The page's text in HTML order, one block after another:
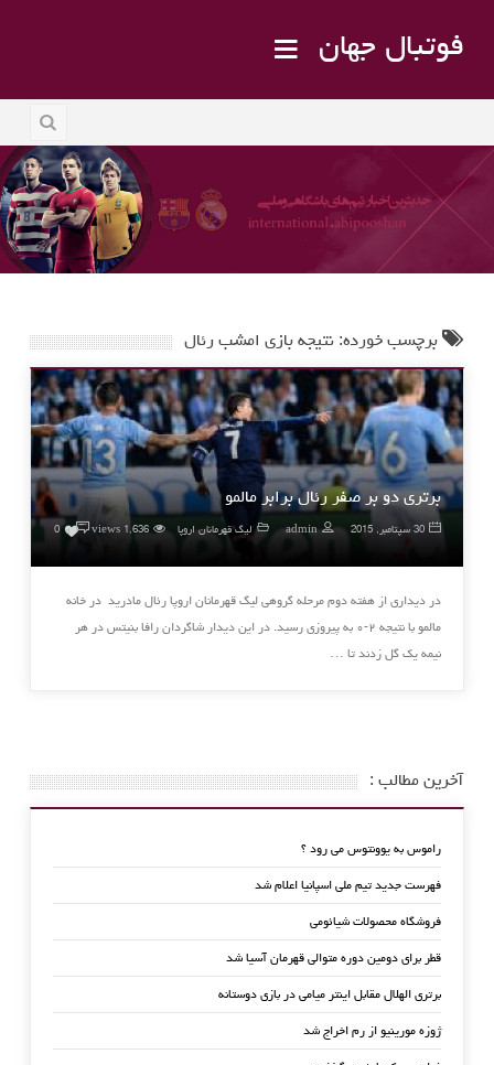
فوتبال جهان
برچسب خورده: نتیجه بازی امشب رئال
برتری دو بر صفر رئال برابر مالمو
30 سپتامبر, 2015 admin لیگ قهرمانان اروپا 1,636 views
0 ۰
در دیداری از هفته دوم مرحله گروهی لیگ قهرمانان اروپا رئال مادرید در خانه
مالمو با نتیجه ۲-۰ به پیروزی رسید. در این دیدار شاگردان رافا بنیتس در هر
نیمه یک گل زدند تا …
آخرین مطالب :
راموس به یوونتوس می رود ؟
فهرست جدید تیم ملی اسپانیا اعلام شد
فروشگاه محصولات شیائومی
قطر برای دومین دوره متوالی قهرمان آسیا شد
برتری الهلال مقابل اینتر میامی در بازی دوستانه
ژوزه مورینیو از رم اخراج شد